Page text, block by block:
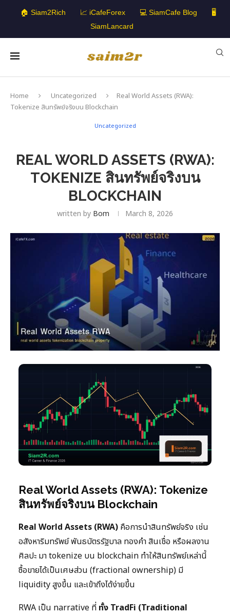
🏠 Siam2Rich 📈 iCafeForex 💻 SiamCafe Blog
🖥️
SiamLancard
Home Uncategorized
Real World Assets (RWA):
Tokenize สินทรัพย์จริงบน Blockchain
Uncategorized
REAL WORLD ASSETS (RWA):
TOKENIZE สินทรัพย์จริงบน
BLOCKCHAIN
written by Bom March 8, 2026
Real World Assets (RWA): Tokenize
สินทรัพย์จริงบน Blockchain
Real World Assets (RWA) คือการนำสินทรัพย์จริง เช่น
อสังหาริมทรัพย์ พันธบัตรรัฐบาล ทองคำ สินเชื่อ หรือผลงาน
ศิลปะ มา tokenize บน blockchain ทำให้สินทรัพย์เหล่านี้
ซื้อขายได้เป็นเศษส่วน (fractional ownership) มี
liquidity สูงขึ้น และเข้าถึงได้ง่ายขึ้น
RWA เป็น narrative ที่ ทั้ง TradFi (Traditional